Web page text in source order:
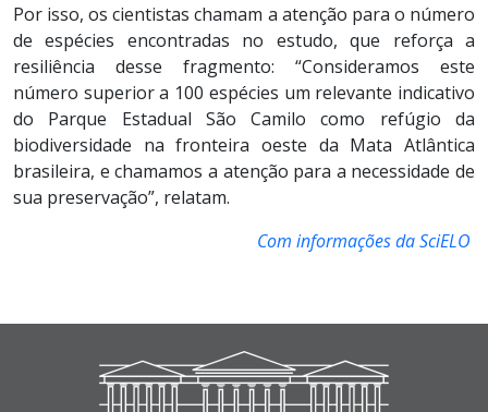
Por isso, os cientistas chamam a atenção para o número
de espécies encontradas no estudo, que reforça a
resiliência desse fragmento: “Consideramos este
número superior a 100 espécies um relevante indicativo
do Parque Estadual São Camilo como refúgio da
biodiversidade na fronteira oeste da Mata Atlântica
brasileira, e chamamos a atenção para a necessidade de
sua preservação”, relatam.
Com informações da SciELO